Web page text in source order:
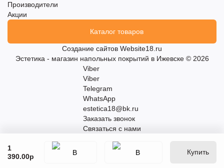
1
390.00р
Купить
Производители
Акции
Каталог товаров
Создание сайтов Website18.ru
Эстетика - магазин напольных покрытий в Ижевске © 2026
Viber
Viber
Telegram
WhatsApp
estetica18@bk.ru
Заказать звонок
Связаться с нами